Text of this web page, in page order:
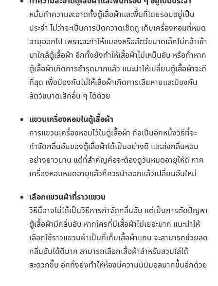
หมั่นทำความสะอาดทั้งตู้เสื้อผ้าและพื้นที่โดยรอบอยู่เป็น
ประจำ ไม่ว่าจะเป็นการปัดกวาดเช็ดถู เก็บเครื่องหอมที่หมด
อายุออกไป เพราะจะทำให้แมลงหรือสัตว์ขนาดเล็กไม่กล้าเข้า
มาใกล้ตู้เสื้อผ้า อีกทั้งยังทำให้เสื้อผ้าไม่เหม็นอับ หรือถ้าหาก
ตู้เสื้อผ้าเกิดการชำรุดมากแล้ว แนะนำให้เปลี่ยนตู้เสื้อผ้าจะดี
ที่สุด เพื่อป้องกันไม่ให้เสื้อผ้าเกิดการเสียหายและป้องกัน
สัตว์ขนาดเล็กอื่น ๆ ได้ด้วย
แขวนเครื่องหอมในตู้เสื้อผ้า
การแขวนเครื่องหอมไว้ในตู้เสื้อผ้า ถือเป็นอีกหนึ่งวิธีที่จะ
กำจัดกลิ่นอับของตู้เสื้อผ้าได้เป็นอย่างดี และส่งกลิ่นหอม
อย่างยาวนาน แต่ที่สำคัญคือจะต้องดูวันหมดอายุให้ดี หาก
เครื่องหอมหมดอายุแล้วก็ควรนำออกแล้วเปลี่ยนอันใหม่
เลือกแขวนผ้าที่ราวแขวน
วิธีนี้อาจไม่ได้เป็นวิธีการกำจัดกลิ่นอับ แต่เป็นการตัดปัญหา
ตู้เสื้อผ้ามีกลิ่นอับ หากใครที่มีเสื้อผ้าไม่เยอะมาก แนะนำให้
เลือกใช้ราวแขวนผ้าเป็นที่เก็บเสื้อผ้าแทน จะสามารถช่วยลด
กลิ่นอับได้ดีมาก สามารถเลือกเสื้อผ้าสำหรับสวมใส่ได้
สะดวกขึ้น อีกทั้งยังทำให้ห้องมีความมินิมอลมากขึ้นอีกด้วย